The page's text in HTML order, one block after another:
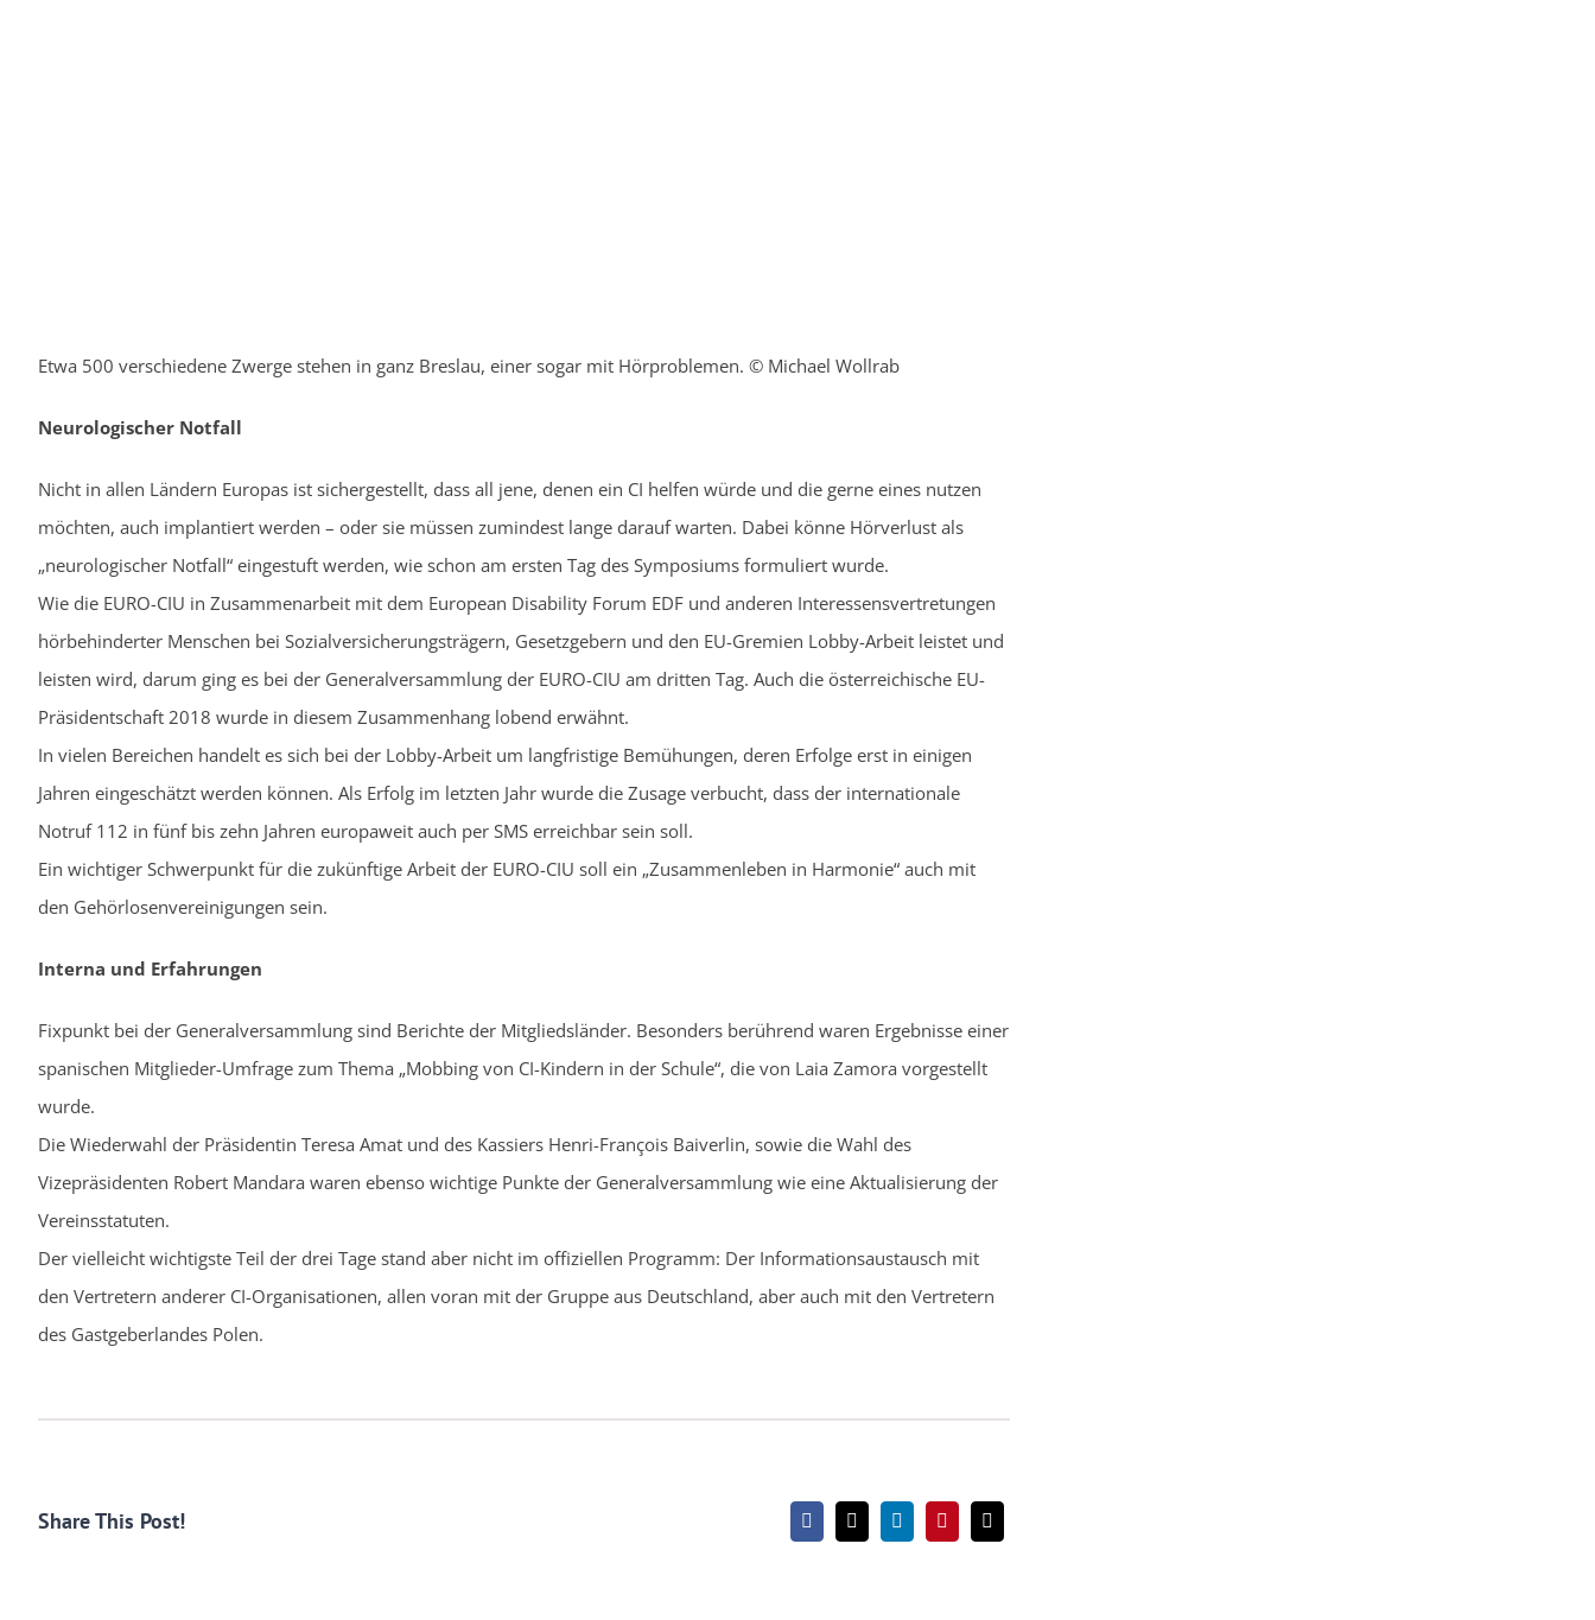
Etwa 500 verschiedene Zwerge stehen in ganz Breslau, einer sogar mit Hörproblemen. © Michael Wollrab
Neurologischer Notfall
Nicht in allen Ländern Europas ist sichergestellt, dass all jene, denen ein CI helfen würde und die gerne eines nutzen
möchten, auch implantiert werden – oder sie müssen zumindest lange darauf warten. Dabei könne Hörverlust als
„neurologischer Notfall“ eingestuft werden, wie schon am ersten Tag des Symposiums formuliert wurde.
Wie die EURO-CIU in Zusammenarbeit mit dem European Disability Forum EDF und anderen Interessensvertretungen
hörbehinderter Menschen bei Sozialversicherungsträgern, Gesetzgebern und den EU-Gremien Lobby-Arbeit leistet und
leisten wird, darum ging es bei der Generalversammlung der EURO-CIU am dritten Tag. Auch die österreichische EU-
Präsidentschaft 2018 wurde in diesem Zusammenhang lobend erwähnt.
In vielen Bereichen handelt es sich bei der Lobby-Arbeit um langfristige Bemühungen, deren Erfolge erst in einigen
Jahren eingeschätzt werden können. Als Erfolg im letzten Jahr wurde die Zusage verbucht, dass der internationale
Notruf 112 in fünf bis zehn Jahren europaweit auch per SMS erreichbar sein soll.
Ein wichtiger Schwerpunkt für die zukünftige Arbeit der EURO-CIU soll ein „Zusammenleben in Harmonie“ auch mit
den Gehörlosenvereinigungen sein.
Interna und Erfahrungen
Fixpunkt bei der Generalversammlung sind Berichte der Mitgliedsländer. Besonders berührend waren Ergebnisse einer
spanischen Mitglieder-Umfrage zum Thema „Mobbing von CI-Kindern in der Schule“, die von Laia Zamora vorgestellt
wurde.
Die Wiederwahl der Präsidentin Teresa Amat und des Kassiers Henri-François Baiverlin, sowie die Wahl des
Vizepräsidenten Robert Mandara waren ebenso wichtige Punkte der Generalversammlung wie eine Aktualisierung der
Vereinsstatuten.
Der vielleicht wichtigste Teil der drei Tage stand aber nicht im offiziellen Programm: Der Informationsaustausch mit
den Vertretern anderer CI-Organisationen, allen voran mit der Gruppe aus Deutschland, aber auch mit den Vertretern
des Gastgeberlandes Polen.
Share This Post!